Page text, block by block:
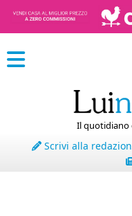
Il quotidiano
Scrivi alla